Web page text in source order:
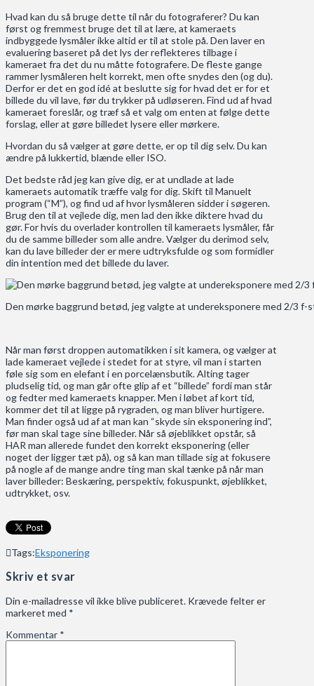
Hvad kan du så bruge dette til når du fotograferer? Du kan
først og fremmest bruge det til at lære, at kameraets
indbyggede lysmåler ikke altid er til at stole på. Den laver en
evaluering baseret på det lys der reflekteres tilbage i
kameraet fra det du nu måtte fotografere. De fleste gange
rammer lysmåleren helt korrekt, men ofte snydes den (og du).
Derfor er det en god idé at beslutte sig for hvad det er for et
billede du vil lave, før du trykker på udløseren. Find ud af hvad
kameraet foreslår, og træf så et valg om enten at følge dette
forslag, eller at gøre billedet lysere eller mørkere.
Hvordan du så vælger at gøre dette, er op til dig selv. Du kan
ændre på lukkertid, blænde eller ISO.
Det bedste råd jeg kan give dig, er at undlade at lade
kameraets automatik træffe valg for dig. Skift til Manuelt
program (“M”), og find ud af hvor lysmåleren sidder i søgeren.
Brug den til at vejlede dig, men lad den ikke diktere hvad du
gør. For hvis du overlader kontrollen til kameraets lysmåler, får
du de samme billeder som alle andre. Vælger du derimod selv,
kan du lave billeder der er mere udtryksfulde og som formidler
din intention med det billede du laver.
Den mørke baggrund betød, jeg valgte at undereksponere med 2/3
Når man først droppen automatikken i sit kamera, og vælger at
lade kameraet vejlede i stedet for at styre, vil man i starten
føle sig som en elefant i en porcelænsbutik. Alting tager
pludselig tid, og man går ofte glip af et “billede” fordi man står
og fedter med kameraets knapper. Men i løbet af kort tid,
kommer det til at ligge på rygraden, og man bliver hurtigere.
Man finder også ud af at man kan “skyde sin eksponering ind”,
før man skal tage sine billeder. Når så øjeblikket opstår, så
HAR man allerede fundet den korrekt eksponering (eller
noget der ligger tæt på), og så kan man tillade sig at fokusere
på nogle af de mange andre ting man skal tænke på når man
laver billeder: Beskæring, perspektiv, fokuspunkt, øjeblikket,
udtrykket, osv.
Tags:Eksponering
Skriv et svar
Din e-mailadresse vil ikke blive publiceret. Krævede felter er
markeret med *
Kommentar *